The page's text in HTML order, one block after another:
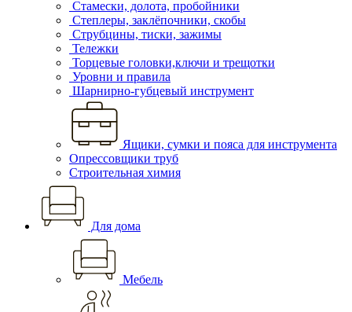
Стамески, долота, пробойники
Степлеры, заклёпочники, скобы
Струбцины, тиски, зажимы
Тележки
Торцевые головки,ключи и трещотки
Уровни и правила
Шарнирно-губцевый инструмент
Ящики, сумки и пояса для инструмента
Опрессовщики труб
Строительная химия
Для дома
Мебель